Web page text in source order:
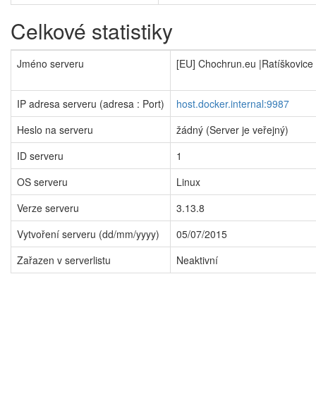
Celkové statistiky
Jméno serveru [EU] Chochrun.eu
IP adresa serveru (adresa : Port)
host.docker.internal:9987
Heslo na serveru
žádný (Server je veřejný)
ID serveru
1
OS serveru
Linux
Verze serveru
3.13.8
Vytvoření serveru (dd/mm/yyyy)
05/07/2015
Zařazen v serverlistu
Neaktivní